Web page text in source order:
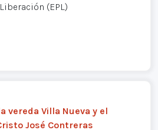
(EPL)
vereda Villa Nueva y el
José Contreras